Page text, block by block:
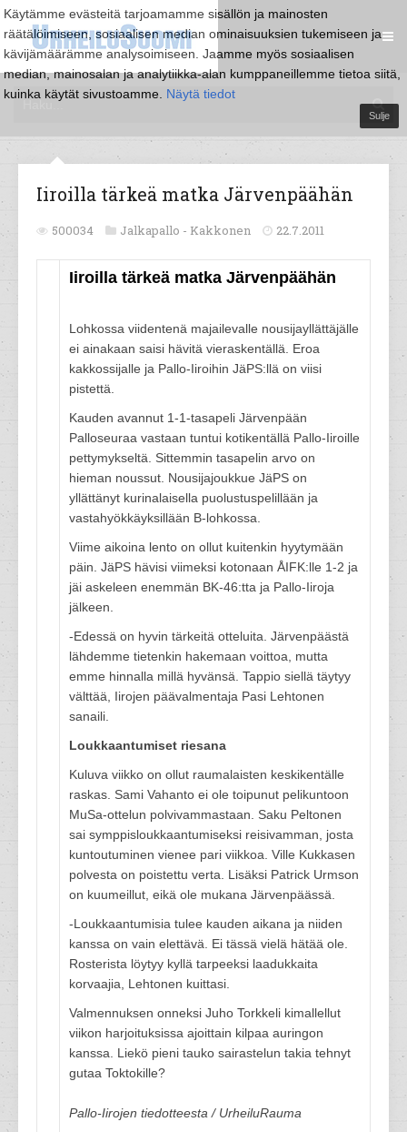
Käytämme evästeitä tarjoamamme sisällön ja mainosten
räätälöimiseen, sosiaalisen median ominaisuuksien tukemiseen ja
kävijämäärämme analysoimiseen. Jaamme myös sosiaalisen
median, mainosalan ja analytiikka-alan kumppaneillemme tietoa siitä,
kuinka käytät sivustoamme. Näytä tiedot
Sulje
Iiroilla tärkeä matka Järvenpäähän
500034 Jalkapallo - Kakkonen 22.7.2011
Iiroilla tärkeä matka Järvenpäähän
Lohkossa viidentenä majailevalle nousijayllättäjälle
ei ainakaan saisi hävitä vieraskentällä. Eroa
kakkossijalle ja Pallo-Iiroihin JäPS:llä on viisi
pistettä.
Kauden avannut 1-1-tasapeli Järvenpään
Palloseuraa vastaan tuntui kotikentällä Pallo-Iiroille
pettymykseltä. Sittemmin tasapelin arvo on
hieman noussut. Nousijajoukkue JäPS on
yllättänyt kurinalaisella puolustuspelillään ja
vastahyökkäyksillään B-lohkossa.
Viime aikoina lento on ollut kuitenkin hyytymään
päin. JäPS hävisi viimeksi kotonaan ÅIFK:lle 1-2 ja
jäi askeleen enemmän BK-46:tta ja Pallo-Iiroja
jälkeen.
-Edessä on hyvin tärkeitä otteluita. Järvenpäästä
lähdemme tietenkin hakemaan voittoa, mutta
emme hinnalla millä hyvänsä. Tappio siellä täytyy
välttää, Iirojen päävalmentaja Pasi Lehtonen
sanaili.
Loukkaantumiset riesana
Kuluva viikko on ollut raumalaisten keskikentälle
raskas. Sami Vahanto ei ole toipunut pelikuntoon
MuSa-ottelun polvivammastaan. Saku Peltonen
sai symppisloukkaantumiseksi reisivamman, josta
kuntoutuminen vienee pari viikkoa. Ville Kukkasen
polvesta on poistettu verta. Lisäksi Patrick Urmson
on kuumeillut, eikä ole mukana Järvenpäässä.
-Loukkaantumisia tulee kauden aikana ja niiden
kanssa on vain elettävä. Ei tässä vielä hätää ole.
Rosterista löytyy kyllä tarpeeksi laadukkaita
korvaajia, Lehtonen kuittasi.
Valmennuksen onneksi Juho Torkkeli kimallellut
viikon harjoituksissa ajoittain kilpaa auringon
kanssa. Liekö pieni tauko sairastelun takia tehnyt
gutaa Toktokille?
Pallo-Iirojen tiedotteesta / UrheiluRauma